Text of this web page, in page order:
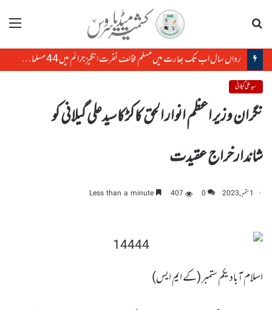
مینو
رواں سال اب تک بھارت میں مسلم مخالف نفرت انگیز جرائم میں 44 مسلمان مارے گئے: رپورٹ
سید علی گیلانی
نگران وزیر اعظم انوار الحق کاکڑکاسیدعلی گیلانی کو
شاندارخراج عقیدت
1 ستمبر, 2023 0
407
اسلام آباد یکم ستمبر (کے ایم ایس)